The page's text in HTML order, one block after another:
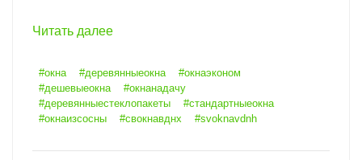
Читать далее
#окна #деревянныеокна
#окнаэконом
#дешевыеокна
#окнанадачу
#деревянныестеклопакеты
#стандартныеокна
#окнаизсосны
#свокнавднх #svoknavdnh